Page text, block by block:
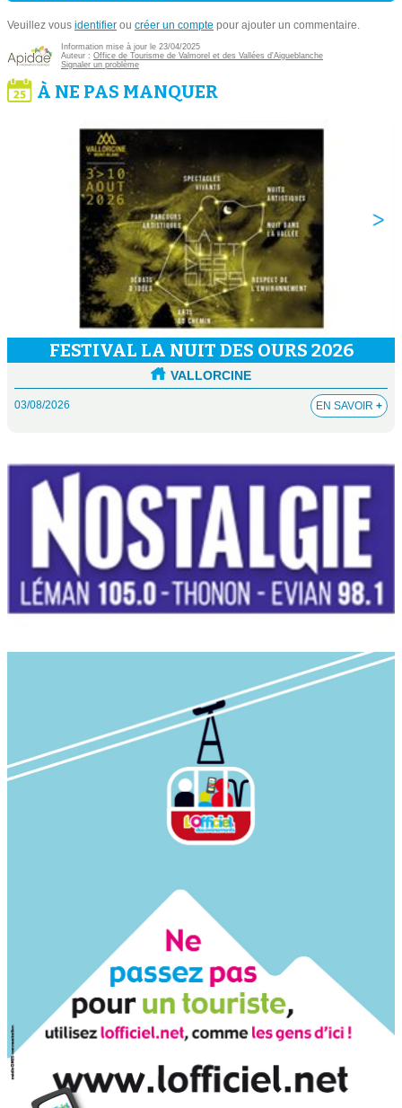
Veuillez vous identifier ou créer un compte pour ajouter un commentaire.
Information mise à jour le 23/04/2025
Auteur : Office de Tourisme de Valmorel et des Vallées d'Aigueblanche
Signaler un problème
À NE PAS MANQUER
FESTIVAL LA NUIT DES OURS 2026
VALLORCINE
03/08/2026 EN SAVOIR +